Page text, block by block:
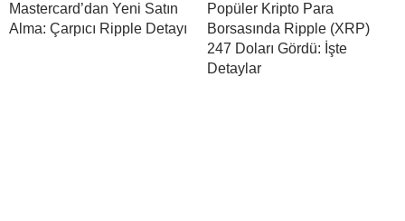
Mastercard’dan Yeni Satın
Alma: Çarpıcı Ripple Detayı
Popüler Kripto Para
Borsasında Ripple (XRP)
247 Doları Gördü: İşte
Detaylar